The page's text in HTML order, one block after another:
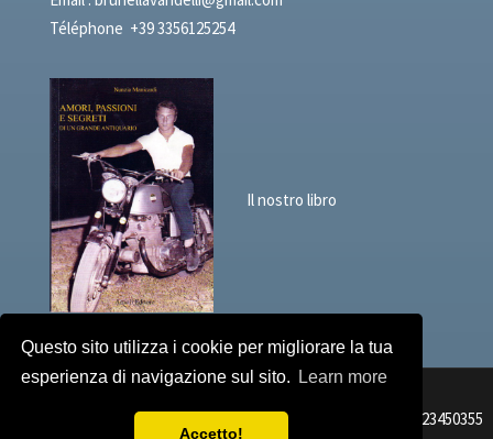
Questo sito utilizza i cookie per migliorare la tua
esperienza di navigazione sul sito.
Learn more
Accetto!
Téléphone +39 3356125254
Il nostro libro
Brunella Vandelli Antichità Passioni e Segreti N° DE TVA 02723450355